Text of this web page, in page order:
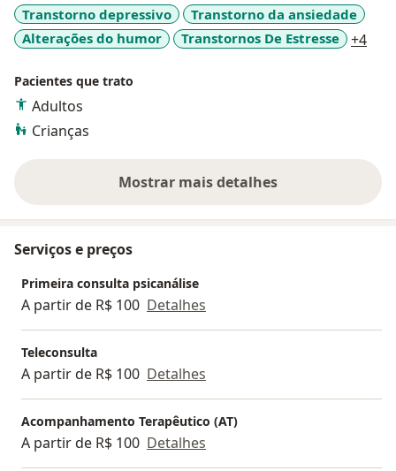
Transtorno depressivo
Transtorno da ansiedade
Alterações do humor
Transtornos De Estresse +4
Pacientes que trato
Adultos
Crianças
Mostrar mais detalhes
sobre a experiência
Serviços e preços
Primeira consulta psicanálise
A partir de R$ 100 Detalhes
Teleconsulta
A partir de R$ 100 Detalhes
Acompanhamento Terapêutico (AT)
A partir de R$ 100 Detalhes